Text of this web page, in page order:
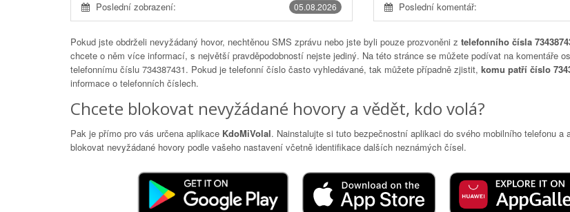
05.08.2026
Poslední zobrazení: Poslední komentář:
Pokud jste obdrželi nevyžádaný hovor, nechtěnou SMS zprávu nebo jste byli pouze prozvoněni z telefonního čísla
chcete o něm více informací, s největší pravděpodobností nejste jediný. Na této stránce se můžete podívat na komentáře
telefonnímu číslu 734387431. Pokud je telefonní číslo často vyhledávané, tak můžete případně zjistit, komu patří číslo
informace o telefonních číslech.
Chcete blokovat nevyžádané hovory a vědět, kdo volá?
Pak je přímo pro vás určena aplikace KdoMiVolal. Nainstalujte si tuto bezpečnostní aplikaci do svého mobilního telefonu a
blokovat nevyžádané hovory podle vašeho nastavení včetně identifikace dalších neznámých čísel.